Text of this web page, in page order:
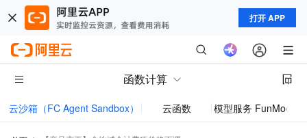
打开 APP
函数计算
云沙箱（FC Agent Sandbox） 云函数 模型服务 FunModel